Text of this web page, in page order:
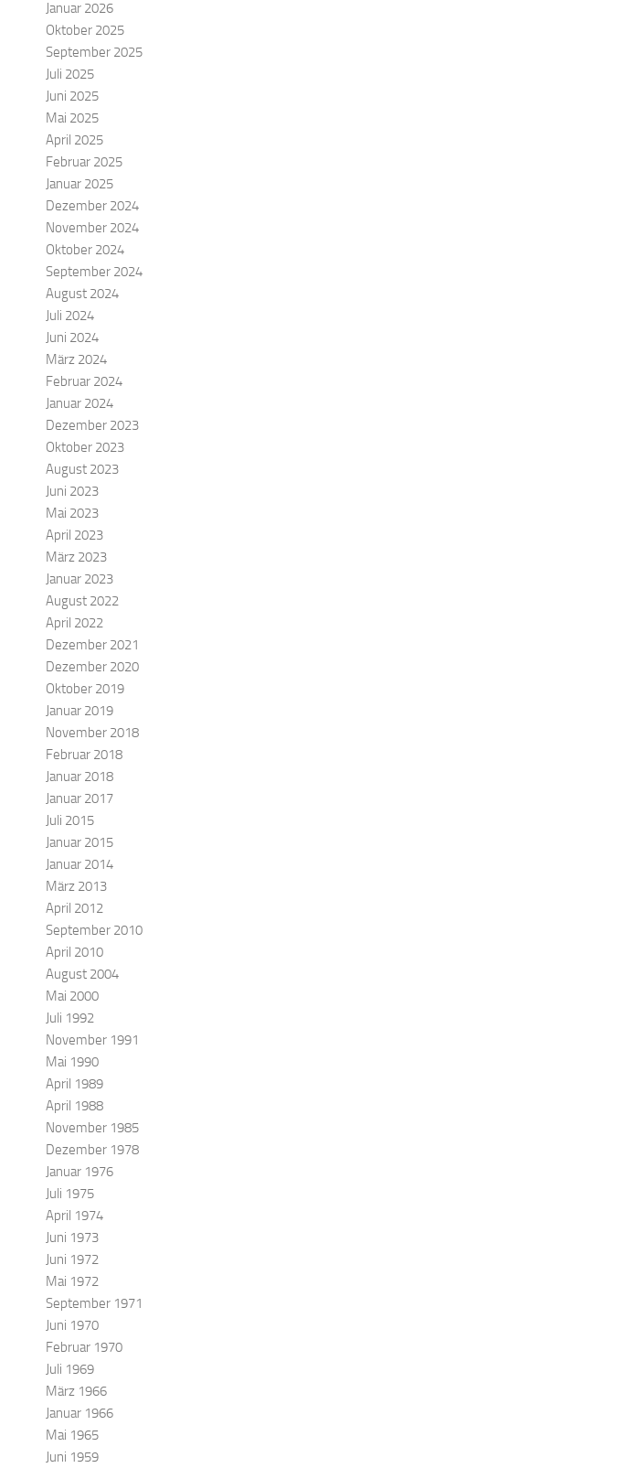
Januar 2026
Oktober 2025
September 2025
Juli 2025
Juni 2025
Mai 2025
April 2025
Februar 2025
Januar 2025
Dezember 2024
November 2024
Oktober 2024
September 2024
August 2024
Juli 2024
Juni 2024
März 2024
Februar 2024
Januar 2024
Dezember 2023
Oktober 2023
August 2023
Juni 2023
Mai 2023
April 2023
März 2023
Januar 2023
August 2022
April 2022
Dezember 2021
Dezember 2020
Oktober 2019
Januar 2019
November 2018
Februar 2018
Januar 2018
Januar 2017
Juli 2015
Januar 2015
Januar 2014
März 2013
April 2012
September 2010
April 2010
August 2004
Mai 2000
Juli 1992
November 1991
Mai 1990
April 1989
April 1988
November 1985
Dezember 1978
Januar 1976
Juli 1975
April 1974
Juni 1973
Juni 1972
Mai 1972
September 1971
Juni 1970
Februar 1970
Juli 1969
März 1966
Januar 1966
Mai 1965
Juni 1959